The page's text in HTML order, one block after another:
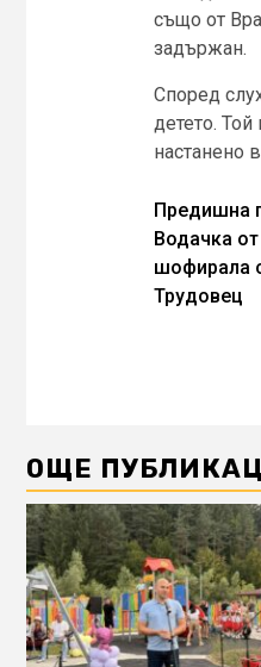
също от
задържан.
Според
детето.
настанено
Предишна
Водачка
шофирала
Трудовец
ОЩЕ